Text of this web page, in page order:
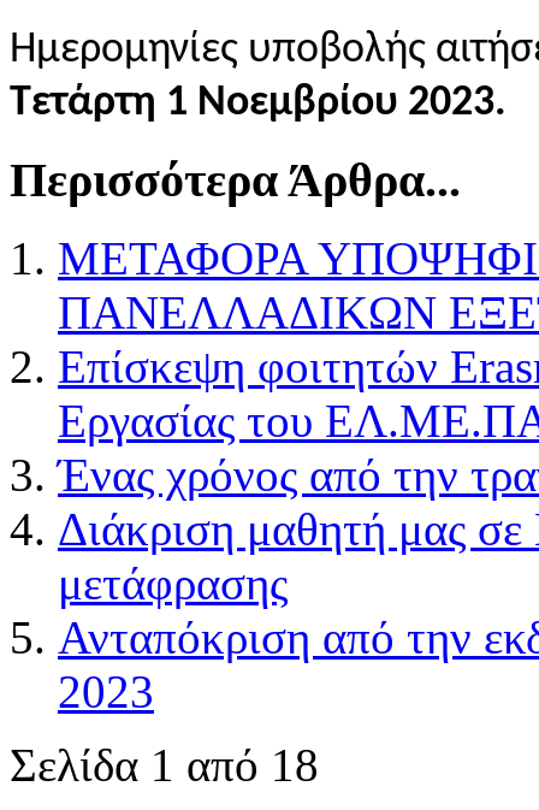
Ημερομηνίες υποβολής
Τετάρτη 1 Νοεμβρίου 2023.
Περισσότερα Άρθρα...
ΜΕΤΑΦΟΡΑ
ΠΑΝΕΛΛΑΔΙΚΩΝ
Επίσκεψη φοιτητών
Εργασίας του
Ένας χρόνος από την
Διάκριση μαθητή μας
μετάφρασης
Ανταπόκριση από την
2023
Σελίδα 1 από 18